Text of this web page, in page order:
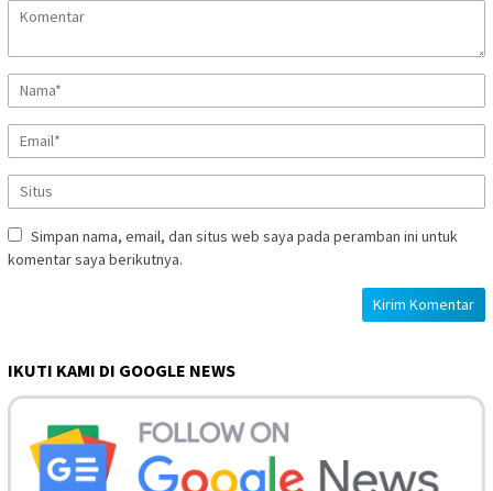
Simpan nama, email, dan situs web saya pada peramban ini untuk
komentar saya berikutnya.
IKUTI KAMI DI GOOGLE NEWS